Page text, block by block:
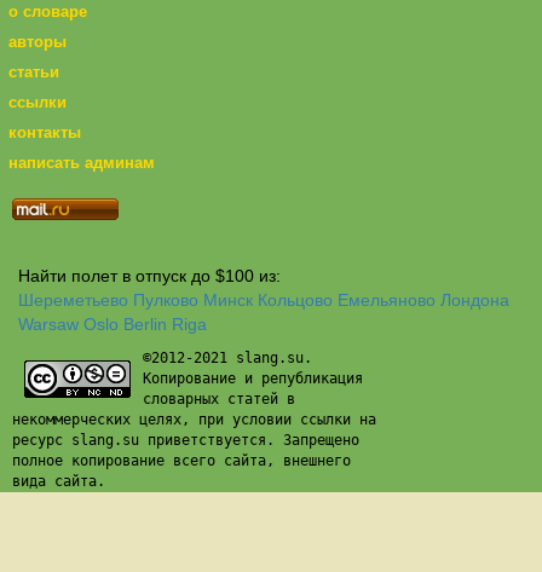
о словаре
авторы
статьи
ссылки
контакты
написать админам
Найти полет в отпуск до $100 из:
Шереметьево Пулково Минск Кольцово Емельяново Лондона
Warsaw Oslo Berlin Riga
©2012-2021 slang.su.
Копирование и републикация
словарных статей в
некоммерческих целях, при условии ссылки на
ресурс slang.su приветствуется. Запрещено
полное копирование всего сайта, внешнего
вида сайта.